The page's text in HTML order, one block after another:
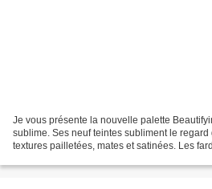
Je vous présente la nouvelle palette
sublime. Ses neuf teintes subliment le
textures pailletées, mates et satinées. Les